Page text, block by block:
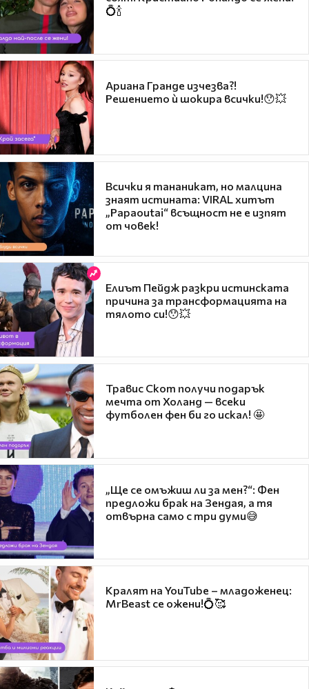
💍🍾
Ариана Гранде изчезва?!
Решението ѝ шокира всички!😯💥
Всички я тананикат, но малцина
знаят истината: VIRAL хитът
„Papaoutai“ всъщност не е изпят
от човек!
Елиът Пейдж разкри истинската
причина за трансформацията на
тялото си!😯💥
Травис Скот получи подарък
мечта от Холанд — всеки
футболен фен би го искал! 🤩
„Ще се омъжиш ли за мен?“: Фен
предложи брак на Зендая, а тя
отвърна само с три думи😅
Кралят на YouTube – младоженец:
MrBeast се ожени!💍🥰